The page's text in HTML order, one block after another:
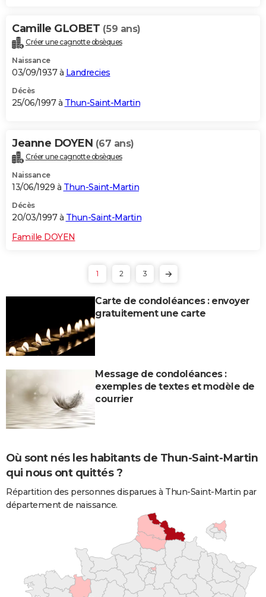
Camille GLOBET (59 ans)
Créer une cagnotte obsèques
Naissance
03/09/1937 à Landrecies
Décès
25/06/1997 à Thun-Saint-Martin
Jeanne DOYEN (67 ans)
Créer une cagnotte obsèques
Naissance
13/06/1929 à Thun-Saint-Martin
Décès
20/03/1997 à Thun-Saint-Martin
Famille DOYEN
1 2 3
Carte de condoléances : envoyer
gratuitement une carte
Message de condoléances :
exemples de textes et modèle de
courrier
Où sont nés les habitants de Thun-Saint-Martin
qui nous ont quittés ?
Répartition des personnes disparues à Thun-Saint-Martin par
département de naissance.